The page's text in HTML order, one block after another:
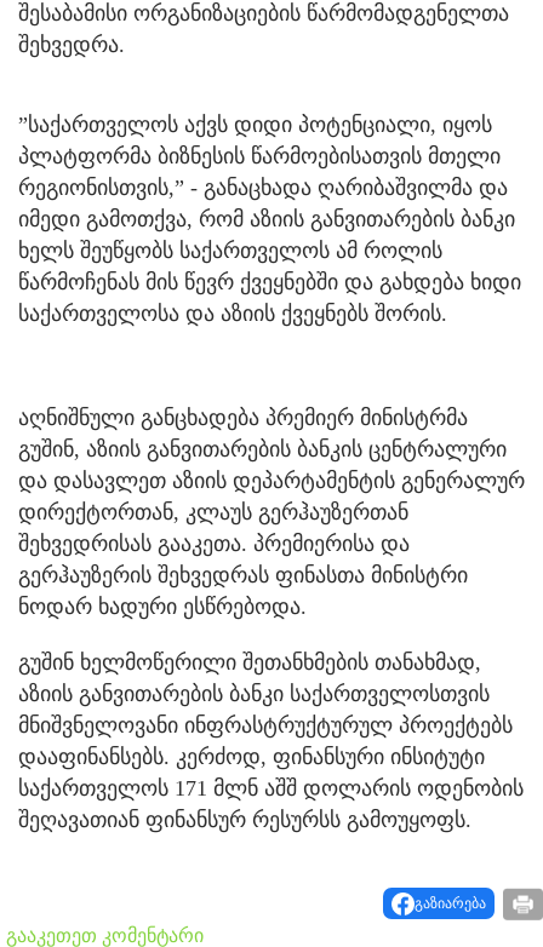
შესაბამისი ორგანიზაციების წარმომადგენელთა
შეხვედრა.
”საქართველოს აქვს დიდი პოტენციალი, იყოს
პლატფორმა ბიზნესის წარმოებისათვის მთელი
რეგიონისთვის,” - განაცხადა ღარიბაშვილმა და
იმედი გამოთქვა, რომ აზიის განვითარების ბანკი
ხელს შეუწყობს საქართველოს ამ როლის
წარმოჩენას მის წევრ ქვეყნებში და გახდება ხიდი
საქართველოსა და აზიის ქვეყნებს შორის.
აღნიშნული განცხადება პრემიერ მინისტრმა
გუშინ, აზიის განვითარების ბანკის ცენტრალური
და დასავლეთ აზიის დეპარტამენტის გენერალურ
დირექტორთან, კლაუს გერჰაუზერთან
შეხვედრისას გააკეთა. პრემიერისა და
გერჰაუზერის შეხვედრას ფინასთა მინისტრი
ნოდარ ხადური ესწრებოდა.
გუშინ ხელმოწერილი შეთანხმების თანახმად,
აზიის განვითარების ბანკი საქართველოსთვის
მნიშვნელოვანი ინფრასტრუქტურულ პროექტებს
დააფინანსებს. კერძოდ, ფინანსური ინსიტუტი
საქართველოს 171 მლნ აშშ დოლარის ოდენობის
შეღავათიან ფინანსურ რესურსს გამოუყოფს.
გაზიარება
გააკეთეთ კომენტარი